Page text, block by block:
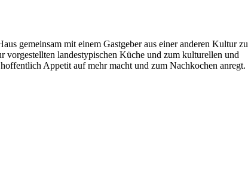
gemeinsam mit einem Gastgeber aus einer anderen Kultur zu
vorgestellten landestypischen Küche und zum kulturellen und
Appetit auf mehr macht und zum Nachkochen anregt.